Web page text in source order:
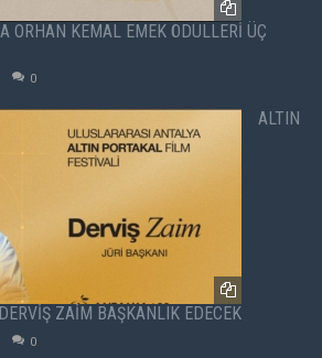
ORHAN KEMAL EMEK ÖDÜLLERİ ÜÇ
0
ALTIN
ZAİM BAŞKANLIK EDECEK
0